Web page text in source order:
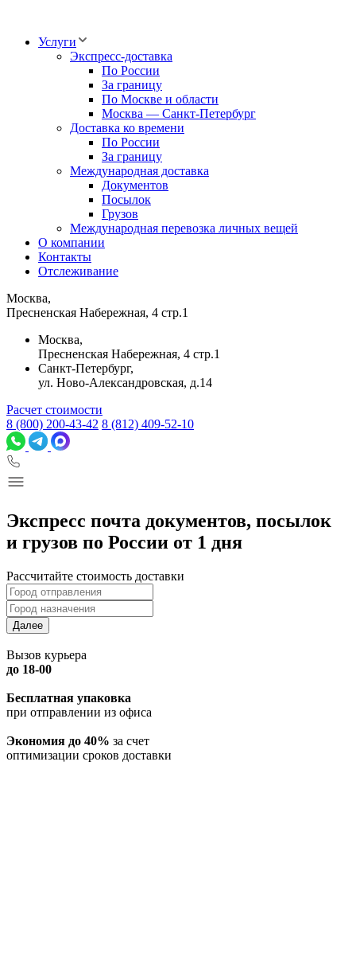
Услуги
Экспресс-доставка
По России
За границу
По Москве и области
Москва — Санкт-Петербург
Доставка ко времени
По России
За границу
Международная доставка
Документов
Посылок
Грузов
Международная перевозка личных вещей
О компании
Контакты
Отслеживание
Москва,
Пресненская Набережная, 4 стр.1
Москва,
Пресненская Набережная, 4 стр.1
Санкт-Петербург,
ул. Ново-Александровская, д.14
Расчет стоимости
8 (800) 200-43-42 8 (812) 409-52-10
Экспресс почта документов, посылок
и грузов по России от 1 дня
Рассчитайте стоимость доставки
Далее
Вызов курьера
до 18-00
Бесплатная упаковка
при отправлении из офиса
Экономия до 40% за счет
оптимизации сроков доставки